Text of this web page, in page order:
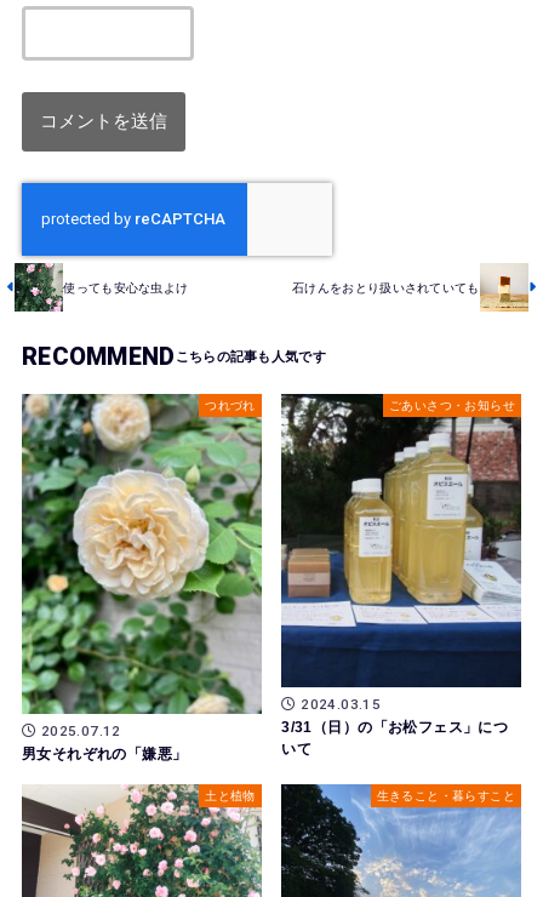
使っても安心な虫よけ 石けんをおとり扱いされていても
RECOMMEND
つれづれ
2025.07.12
男女それぞれの「嫌悪」
ごあいさつ・お知らせ
2024.03.15
3/31（日）の「お松フェス」につ
いて
土と植物 生きること・暮らすこと